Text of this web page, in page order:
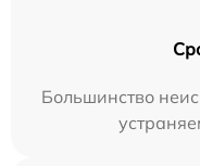
Большинство